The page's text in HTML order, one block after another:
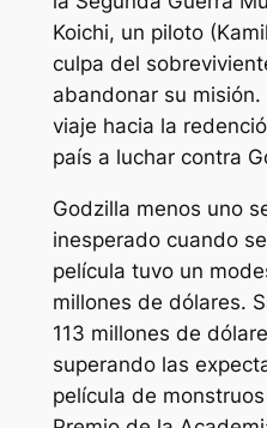
Koichi, un piloto
culpa del
abandonar su
viaje hacia la
país a luchar contra
Godzilla menos uno
inesperado cuando
película tuvo un
millones de dólares.
113 millones de
superando las
película de